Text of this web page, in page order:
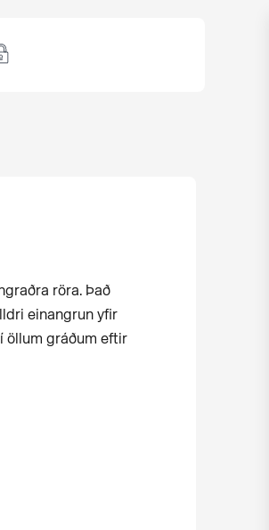
röra. Það
einangrun yfir
öllum gráðum eftir